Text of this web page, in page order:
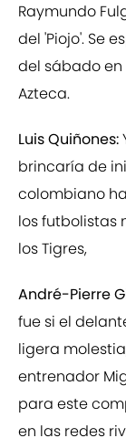
Raymundo
del 'Piojo'. Se
del sábado
Azteca.
Luis Quiñones:
brincaría de
colombiano
los futbolistas
los Tigres,
André-Pierre
fue si el
ligera
entrenador
para este
en las redes